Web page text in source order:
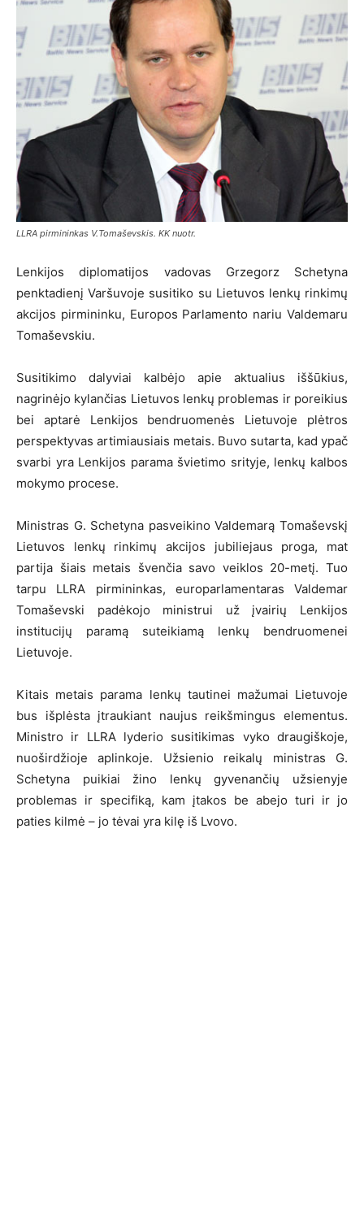
LLRA pirmininkas V.Tomaševskis. KK nuotr.
Lenkijos diplomatijos vadovas Grzegorz Schetyna
penktadienį Varšuvoje susitiko su Lietuvos lenkų rinkimų
akcijos pirmininku, Europos Parlamento nariu Valdemaru
Tomaševskiu.
Susitikimo dalyviai kalbėjo apie aktualius iššūkius,
nagrinėjo kylančias Lietuvos lenkų problemas ir poreikius
bei aptarė Lenkijos bendruomenės Lietuvoje plėtros
perspektyvas artimiausiais metais. Buvo sutarta, kad ypač
svarbi yra Lenkijos parama švietimo srityje, lenkų kalbos
mokymo procese.
Ministras G. Schetyna pasveikino Valdemarą Tomaševskį
Lietuvos lenkų rinkimų akcijos jubiliejaus proga, mat
partija šiais metais švenčia savo veiklos 20-metį. Tuo
tarpu LLRA pirmininkas, europarlamentaras Valdemar
Tomaševski padėkojo ministrui už įvairių Lenkijos
institucijų paramą suteikiamą lenkų bendruomenei
Lietuvoje.
Kitais metais parama lenkų tautinei mažumai Lietuvoje
bus išplėsta įtraukiant naujus reikšmingus elementus.
Ministro ir LLRA lyderio susitikimas vyko draugiškoje,
nuoširdžioje aplinkoje. Užsienio reikalų ministras G.
Schetyna puikiai žino lenkų gyvenančių užsienyje
problemas ir specifiką, kam įtakos be abejo turi ir jo
paties kilmė – jo tėvai yra kilę iš Lvovo.